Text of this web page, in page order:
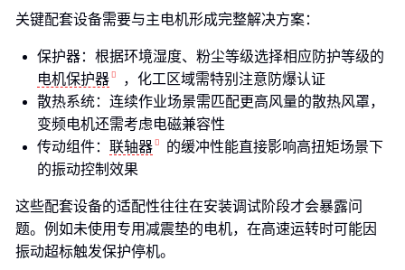
关键配套设备需要与主电机形成完整解决方案：
保护器：根据环境湿度、粉尘等级选择相应防护等级的
电机保护器
，化工区域需特别注意防爆认证
散热系统：连续作业场景需匹配更高风量的散热风罩，
变频电机还需考虑电磁兼容性
传动组件： 联轴器
的缓冲性能直接影响高扭矩场景下
的振动控制效果
这些配套设备的适配性往往在安装调试阶段才会暴露问
题。例如未使用专用减震垫的电机，在高速运转时可能因
振动超标触发保护停机。